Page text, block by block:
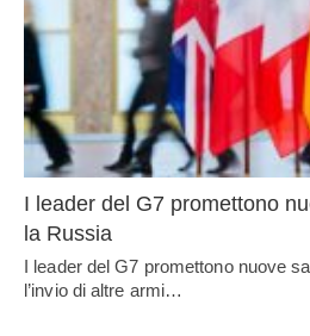
I leader del G7 promettono
la Russia
I leader del G7 promettono nuove
l’invio di altre armi…